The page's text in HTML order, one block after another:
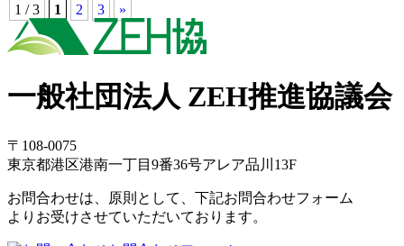
1 / 3
1 2 3 »
一般社団法人 ZEH推進協議会
〒108-0075
東京都港区港南一丁目9番36号アレア品川13F
お問合わせは、原則として、下記お問合わせフォーム
よりお受けさせていただいております。